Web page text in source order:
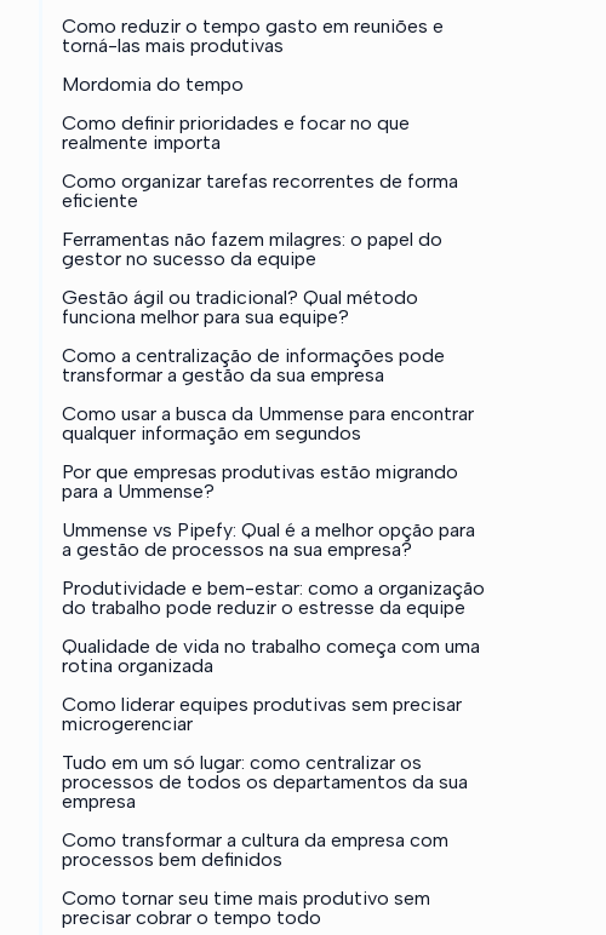
Como reduzir o tempo gasto em reuniões e
torná-las mais produtivas
Mordomia do tempo
Como definir prioridades e focar no que
realmente importa
Como organizar tarefas recorrentes de forma
eficiente
Ferramentas não fazem milagres: o papel do
gestor no sucesso da equipe
Gestão ágil ou tradicional? Qual método
funciona melhor para sua equipe?
Como a centralização de informações pode
transformar a gestão da sua empresa
Como usar a busca da Ummense para encontrar
qualquer informação em segundos
Por que empresas produtivas estão migrando
para a Ummense?
Ummense vs Pipefy: Qual é a melhor opção para
a gestão de processos na sua empresa?
Produtividade e bem-estar: como a organização
do trabalho pode reduzir o estresse da equipe
Qualidade de vida no trabalho começa com uma
rotina organizada
Como liderar equipes produtivas sem precisar
microgerenciar
Tudo em um só lugar: como centralizar os
processos de todos os departamentos da sua
empresa
Como transformar a cultura da empresa com
processos bem definidos
Como tornar seu time mais produtivo sem
precisar cobrar o tempo todo